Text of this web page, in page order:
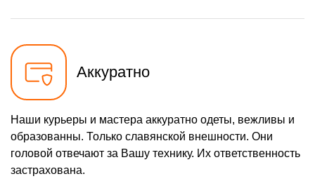
Аккуратно
Наши курьеры и мастера аккуратно одеты, вежливы и
образованны. Только славянской внешности. Они
головой отвечают за Вашу технику. Их ответственность
застрахована.